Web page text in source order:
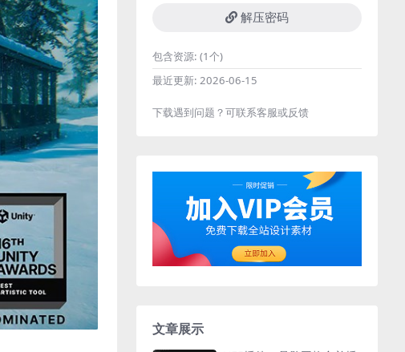
解压密码
包含资源: (1个)
最近更新: 2026-06-15
下载遇到问题？可联系客服或反馈
文章展示